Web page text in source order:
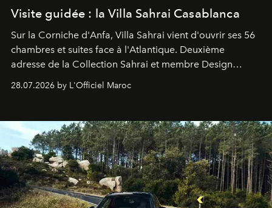
Visite guidée : la Villa Sahrai Casablanca
Sur la Corniche d'Anfa, Villa Sahrai vient d'ouvrir ses 56
chambres et suites face à l'Atlantique. Deuxième
adresse de la Collection Sahrai et membre Design
Hotels, ce boutique-hôtel cinq étoiles signé Christophe
Pillet promet un lieu de vie complet. On y a déjeuné…
28.07.2026 by L'Officiel Maroc